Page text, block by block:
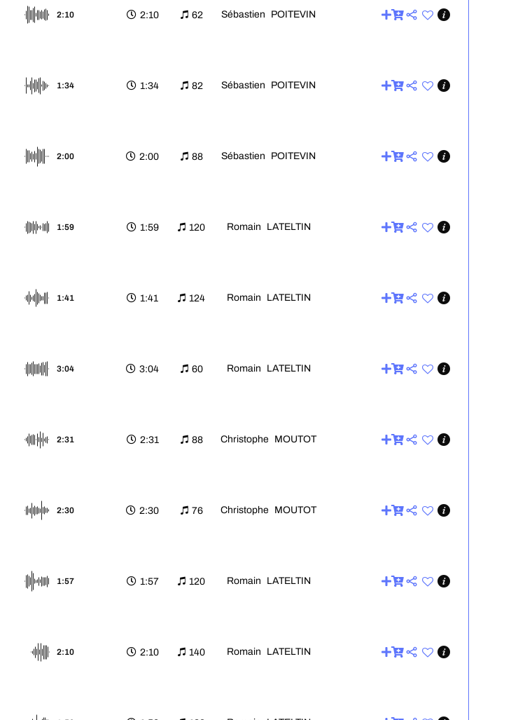
2:10 2:10 62 Sébastien POITEVIN
1:34 1:34 82 Sébastien POITEVIN
2:00 2:00 88 Sébastien POITEVIN
1:59 1:59 120 Romain LATELTIN
1:41 1:41 124 Romain LATELTIN
3:04 3:04 60 Romain LATELTIN
2:31 2:31 88 Christophe MOUTOT
2:30 2:30 76 Christophe MOUTOT
1:57 1:57 120 Romain LATELTIN
2:10 2:10 140 Romain LATELTIN